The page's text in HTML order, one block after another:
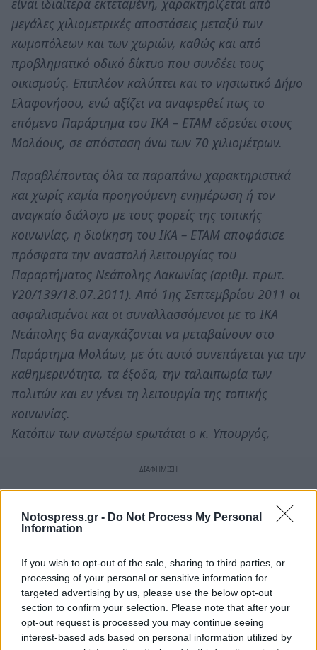
Notospress.gr - Do Not Process My Personal
Information
If you wish to opt-out of the sale, sharing to third parties, or
processing of your personal or sensitive information for
targeted advertising by us, please use the below opt-out
section to confirm your selection. Please note that after your
opt-out request is processed you may continue seeing
interest-based ads based on personal information utilized by
είναι ιδιαίτερα εκτεταμένη, χαρακτηρίζεται από
μεγάλες χιλιομετρικές αποστάσεις μεταξύ των
κωμοπόλεων και των χωριών, καθώς και από
προβληματικό οδικό δίκτυο που συνδέει τους
οικισμούς. Επιπλέον καλύπτει και το νησιωτικό Δήμο
Ελαφονήσου, ενώ αξίζει να αναφερθεί πως το
επόμενο Παράρτημα του ΙΚΑ – ΕΤΑΜ εδρεύει στους
Μολάους, σε απόσταση άνω των 70 χιλιομέτρων.
Παραβλέποντας όλα τα παραπάνω χαρακτηριστικά
και χωρίς καμία προηγούμενη ενημέρωση ή τον
αναγκαίο διάλογο με τους φορείς της τοπικής
κοινωνίας, η διοίκηση του ΙΚΑ – ΕΤΑΜ αποφάσισε
πρόσφατα την αναστολή λειτουργίας του
Παραρτήματος Νεάπολης Λακωνίας (αριθμ. πρωτ.
Υ20/139/18.07.2011). Από 1ης Σεπτεμβρίου 2011 οι
ασφαλισμένοι και οι συναλλασσόμενοι με το ΙΚΑ
Νεάπολης θα αναγκάζονται να μεταβαίνουν στο
Παράρτημα Μολάων, με ότι αυτό συνεπάγεται για την
καθημερινότητα, τα έξοδα, την ταλαιπωρία των
πολιτών και εν γένει τη λειτουργία της τοπικής
κοινωνίας.
Κατόπιν των ανωτέρω ερωτάται ο κ. Υπουργός,